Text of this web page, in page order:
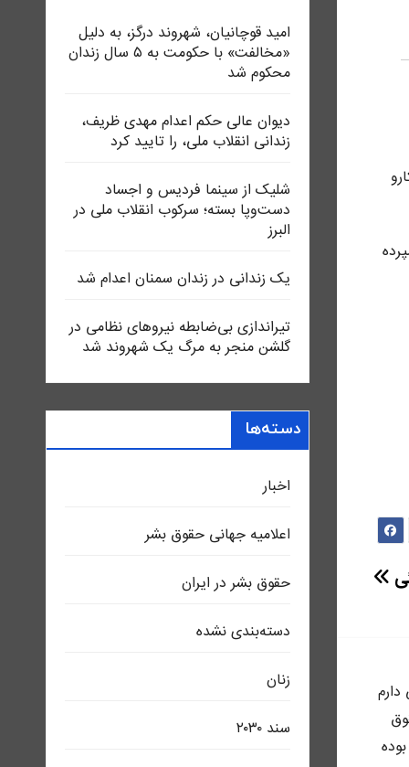
دارم
امید قوچانیان، شهروند درگز، به دلیل
«مخالفت» با حکومت به ۵ سال زندان
محکوم شد
دیوان عالی حکم اعدام مهدی ظریف،
زندانی انقلاب ملی، را تایید کرد
شلیک از سینما فردیس و اجساد
دست‌وپا بسته؛ سرکوب انقلاب ملی در
البرز
یک زندانی در زندان سمنان اعدام شد
تیراندازی بی‌ضابطه نیروهای نظامی در
گلشن منجر به مرگ یک شهروند شد
دسته‌ها
اخبار
اعلاميه جهانی حقوق بشر
حقوق بشر در ایران
دسته‌بندی نشده
زنان
سند ٢٠٣٠